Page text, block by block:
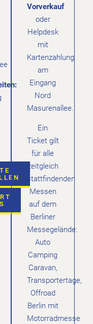
Vorverkauf
oder
Helpdesk
mit
Kartenzahlung
am
Eingang
Nord
Masurenallee.
Ein
Ticket gilt
für alle
zeitgleich
stattfindenden
Messen
auf dem
Berliner
Messegelände:
Auto
Camping
Caravan,
Transportertage,
Offroad
Berlin mit
Motorradmesse